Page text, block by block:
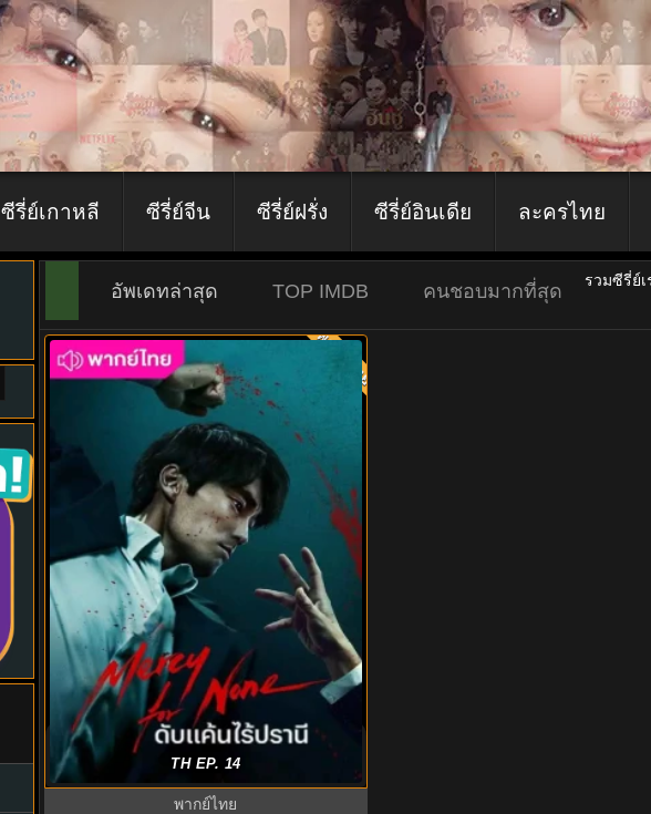
ซีรี่ย์เกาหลี ซีรี่ย์จีน ซีรี่ย์ฝรั่ง ซีรี่ย์อินเดีย ละครไทย
อัพเดทล่าสุด TOP IMDB คนชอบมากที่สุด รวมซีรี่ย์
ดับแค้นไร้ปรานี พากย์ไทย (2025) Mercy
For None EP.1-7 (จบ)
8.0 พากย์ไทย
TH EP. 14
พากย์ไทย